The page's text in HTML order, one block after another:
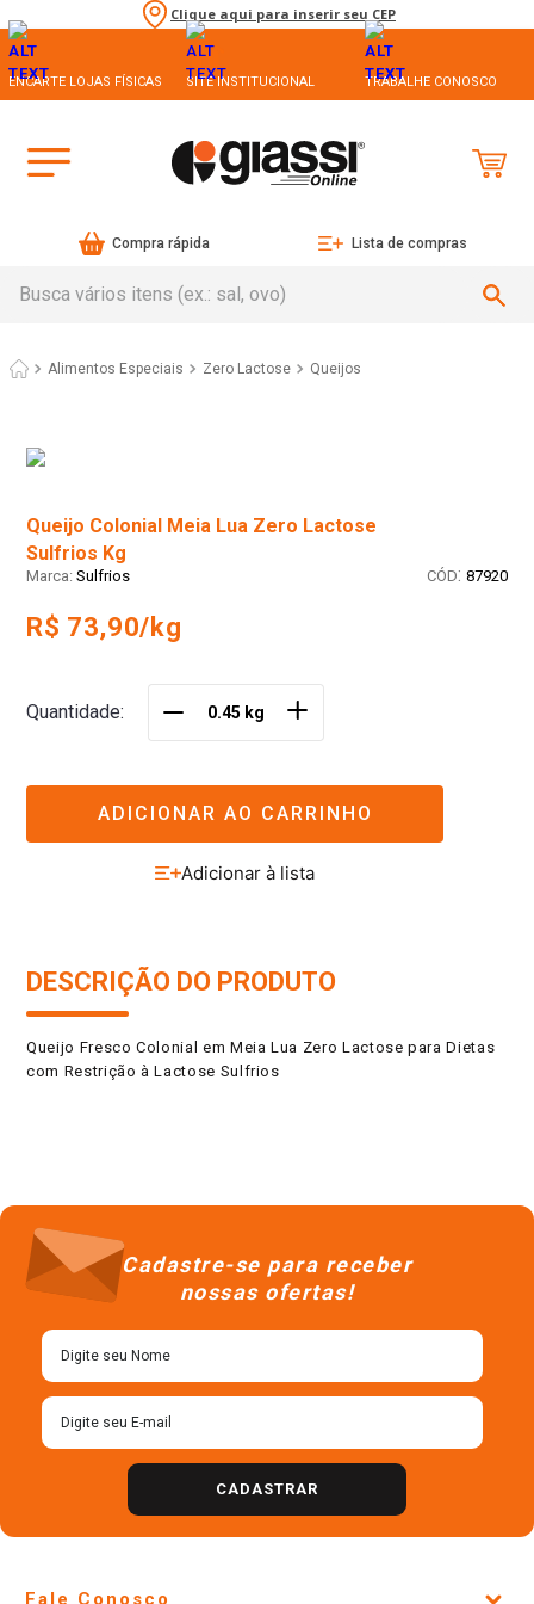
Clique aqui para inserir seu CEP
ENCARTE LOJAS FÍSICAS SITE INSTITUCIONAL TRABALHE CONOSCO
Compra rápida Lista de compras
Alimentos Especiais Zero Lactose Queijos
Queijo Colonial Meia Lua Zero Lactose
Sulfrios Kg
Sulfrios : 87920
R$ 73,90/kg
Quantidade ＋
ADICIONAR AO CARRINHO
DESCRIÇÃO DO PRODUTO
Queijo Fresco Colonial em Meia Lua Zero Lactose para Dietas
com Restrição à Lactose Sulfrios
Cadastre-se para receber
nossas ofertas!
CADASTRAR
Fale Conosco